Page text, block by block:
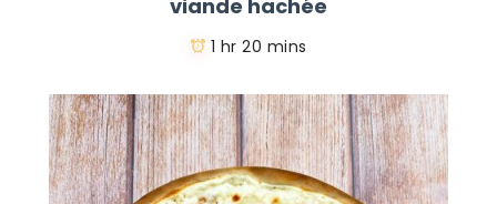
viande hachée
1 hr 20 mins